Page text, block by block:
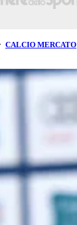
CALCIO MERCATO